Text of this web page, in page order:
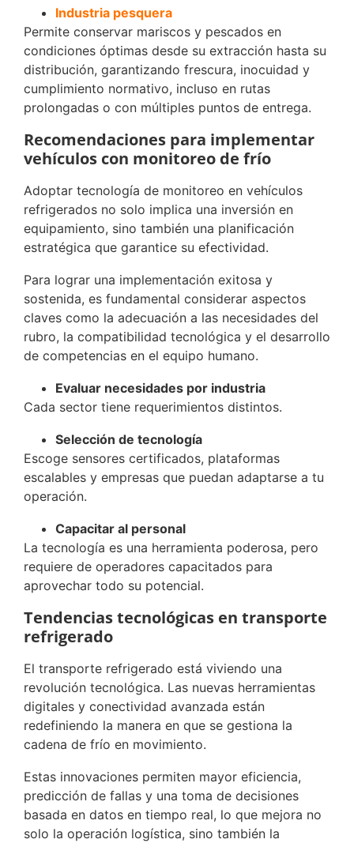
Industria pesquera
Permite conservar mariscos y pescados en
condiciones óptimas desde su extracción hasta su
distribución, garantizando frescura, inocuidad y
cumplimiento normativo, incluso en rutas
prolongadas o con múltiples puntos de entrega.
Recomendaciones para implementar
vehículos con monitoreo de frío
Adoptar tecnología de monitoreo en vehículos
refrigerados no solo implica una inversión en
equipamiento, sino también una planificación
estratégica que garantice su efectividad.
Para lograr una implementación exitosa y
sostenida, es fundamental considerar aspectos
claves como la adecuación a las necesidades del
rubro, la compatibilidad tecnológica y el desarrollo
de competencias en el equipo humano.
Evaluar necesidades por industria
Cada sector tiene requerimientos distintos.
Selección de tecnología
Escoge sensores certificados, plataformas
escalables y empresas que puedan adaptarse a tu
operación.
Capacitar al personal
La tecnología es una herramienta poderosa, pero
requiere de operadores capacitados para
aprovechar todo su potencial.
Tendencias tecnológicas en transporte
refrigerado
El transporte refrigerado está viviendo una
revolución tecnológica. Las nuevas herramientas
digitales y conectividad avanzada están
redefiniendo la manera en que se gestiona la
cadena de frío en movimiento.
Estas innovaciones permiten mayor eficiencia,
predicción de fallas y una toma de decisiones
basada en datos en tiempo real, lo que mejora no
solo la operación logística, sino también la